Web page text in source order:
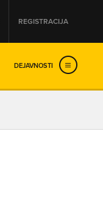
REGISTRACIJA
DEJAVNOSTI